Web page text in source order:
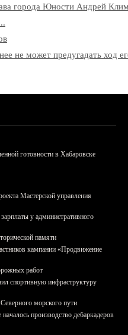
города Юности Андрей
не может предугадать ход
готовности в Хабаровске
Мастерской управления
у административного
памяти
кампании «Продвижение
работ
спортивную инфраструктуру
морского пути
производство дебаркадеров